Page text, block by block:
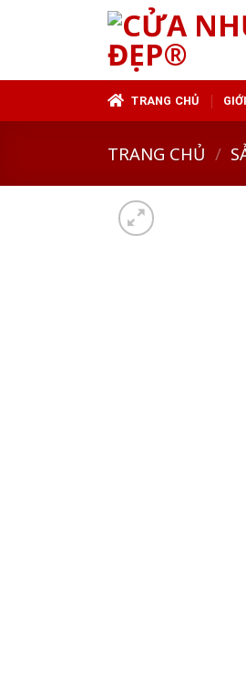
TRANG CHỦ
TRANG CHỦ /